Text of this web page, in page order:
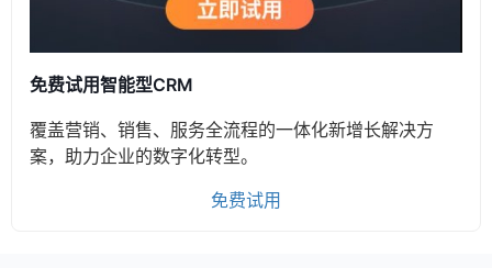
免费试用智能型CRM
覆盖营销、销售、服务全流程的一体化新增长解决方
案，助力企业的数字化转型。
免费试用